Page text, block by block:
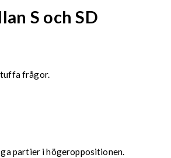
S och SD
frågor.
partier i högeroppositionen.